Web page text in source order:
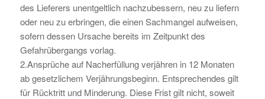
des Lieferers unentgeltlich nachzubessern, neu zu liefern
oder neu zu erbringen, die einen Sachmangel aufweisen,
sofern dessen Ursache bereits im Zeitpunkt des
Gefahrübergangs vorlag.
2.Ansprüche auf Nacherfüllung verjähren in 12 Monaten
ab gesetzlichem Verjährungsbeginn. Entsprechendes gilt
für Rücktritt und Minderung. Diese Frist gilt nicht, soweit